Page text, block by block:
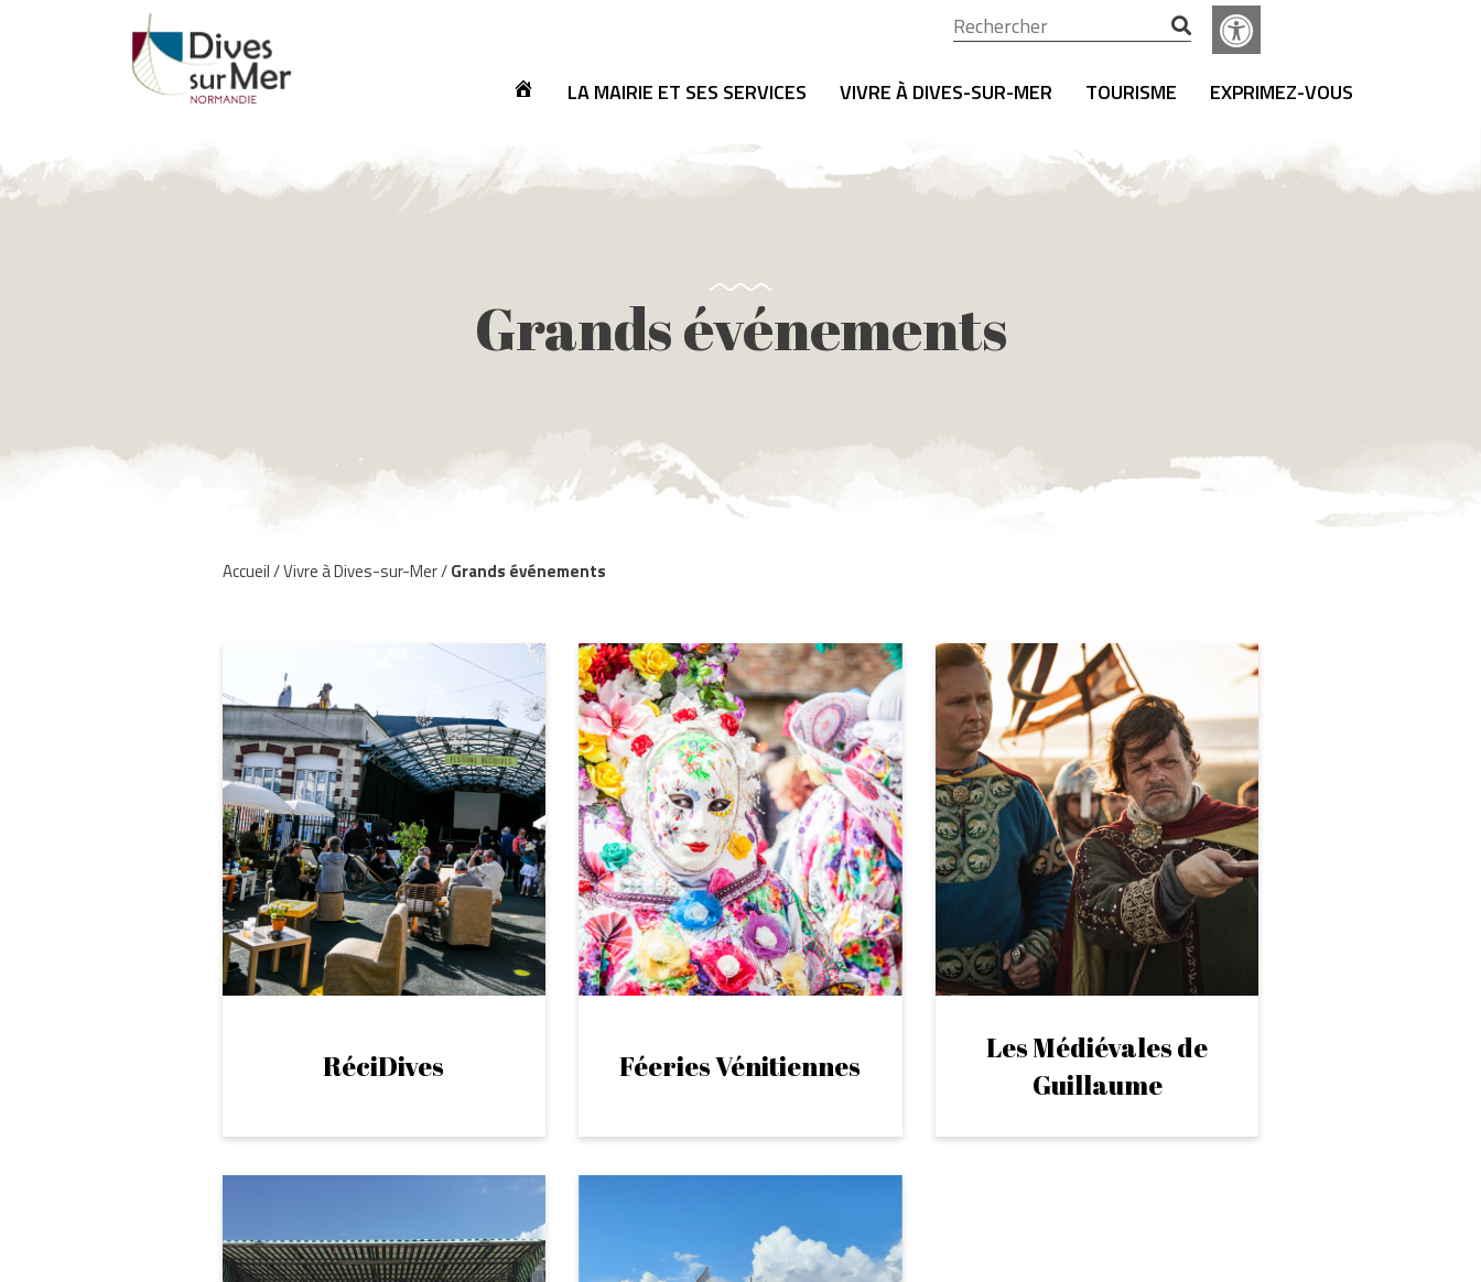
LA MAIRIE ET SES SERVICES VIVRE À DIVES-SUR-MER TOURISME EXPRIMEZ-VOUS
Rechercher :
Grands événements
Accueil/Vivre à Dives-sur-Mer/Grands événements
RéciDives Féeries Vénitiennes
Les Médiévales de
Guillaume